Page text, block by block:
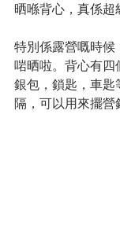
晒喺背心，真係超
特別係露營嘅時候
啱晒啦。背心有四
銀包，鎖匙，車匙
隔，可以用來擺營